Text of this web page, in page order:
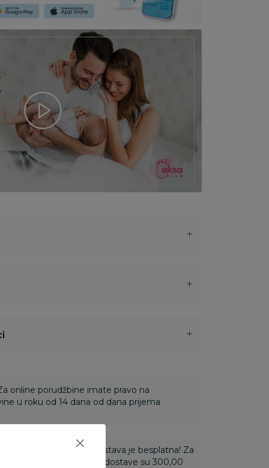
online porudžbine imate pravo na
u roku od 14 dana od dana prijema
3.500,00 rsd i više dostava je besplatna! Za
3.499,99 rsd troškovi dostave su 300,00